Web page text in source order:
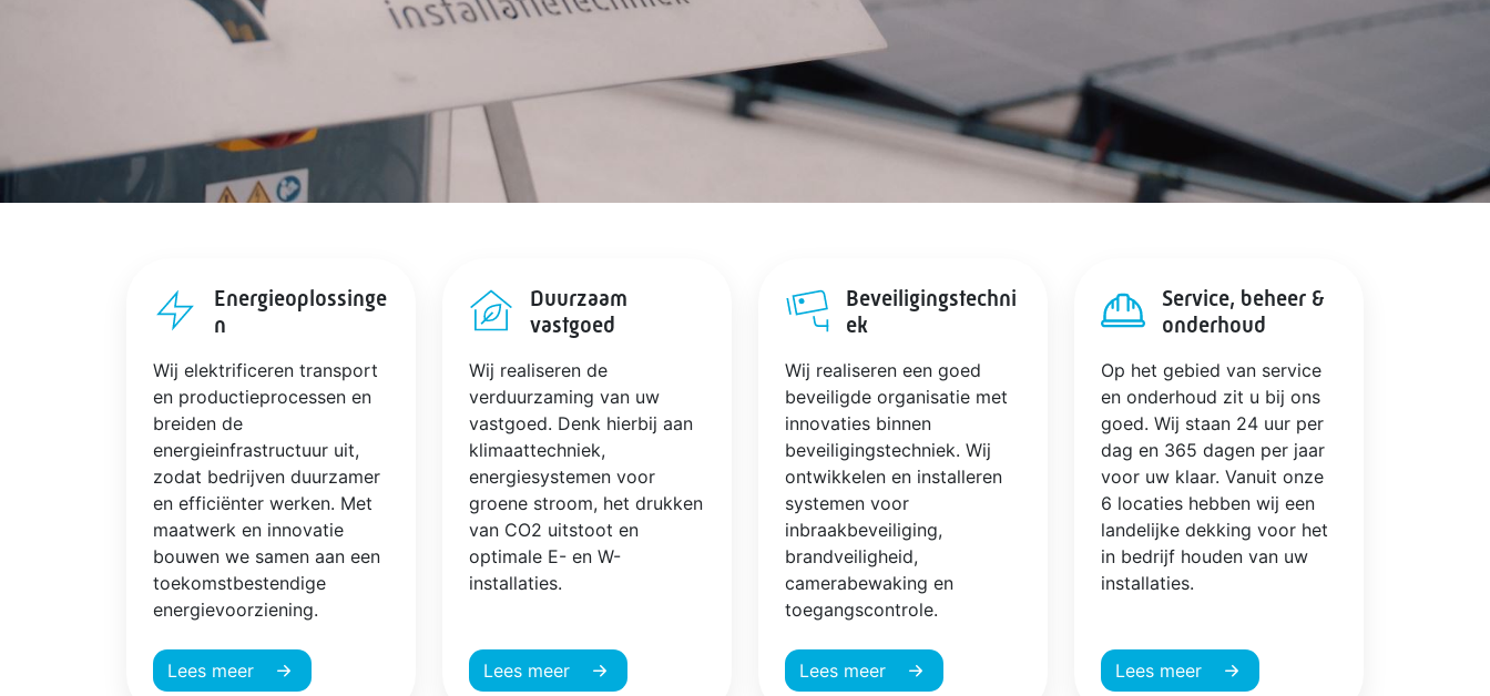
Energieoplossinge
n
Wij elektrificeren transport
en productieprocessen en
breiden de
energieinfrastructuur uit,
zodat bedrijven duurzamer
en efficiënter werken. Met
maatwerk en innovatie
bouwen we samen aan een
toekomstbestendige
energievoorziening.
Lees meer
Duurzaam
vastgoed
Wij realiseren de
verduurzaming van uw
vastgoed. Denk hierbij aan
klimaattechniek,
energiesystemen voor
groene stroom, het drukken
van CO2 uitstoot en
optimale E- en W-
installaties.
Lees meer
Beveiligingstechni
ek
Wij realiseren een goed
beveiligde organisatie met
innovaties binnen
beveiligingstechniek. Wij
ontwikkelen en installeren
systemen voor
inbraakbeveiliging,
brandveiligheid,
camerabewaking en
toegangscontrole.
Lees meer
Service, beheer &
onderhoud
Op het gebied van service
en onderhoud zit u bij ons
goed. Wij staan 24 uur per
dag en 365 dagen per jaar
voor uw klaar. Vanuit onze
6 locaties hebben wij een
landelijke dekking voor het
in bedrijf houden van uw
installaties.
Lees meer